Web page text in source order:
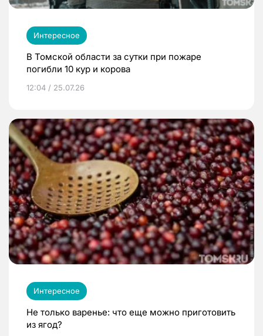
Интересное
В Томской области за сутки при пожаре
погибли 10 кур и корова
12:04 / 25.07.26
Интересное
Не только варенье: что еще можно приготовить
из ягод?